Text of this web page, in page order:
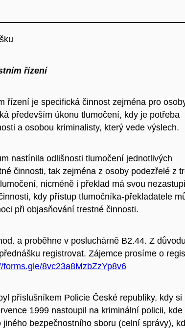
řízení
řízení je specifická činnost zejména pro
především úkonu tlumočení, kdy je potřeba
a osobou kriminalisty, který vede výslech.
nastínila odlišnosti tlumočení jednotlivých
činnosti, tak zejména z osoby podezřelé z
nicméně i překlad má svou
kdy přístup tlumočníka-překladatele
při objasňování trestné činnosti.
a proběhne v posluchárně B2.44. Z důvodu
registrovat. Zájemce prosíme o
forms.gle/8vc23a8MzbZzYp8v6
příslušníkem Policie České republiky, kdy si
1999 nastoupil na kriminální policii, kde
bezpečnostního sboru (celní správy),